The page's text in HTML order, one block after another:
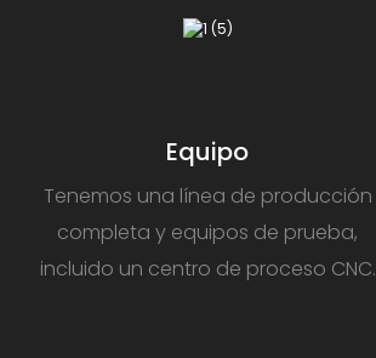
Equipo
Tenemos una línea de producción
completa y equipos de prueba,
incluido un centro de proceso CNC.